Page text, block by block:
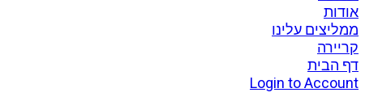
אודות
ממליצים עלינו
קריירה
דף הבית
Login to Account